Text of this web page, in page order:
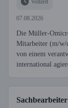
07.08.2026
Die Müller-
Mitarbeiter (m/
von einem
international